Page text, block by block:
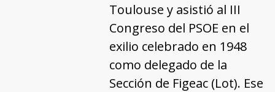
Toulouse y asistió al III
Congreso del PSOE en el
exilio celebrado en 1948
como delegado de la
Sección de Figeac (Lot). Ese